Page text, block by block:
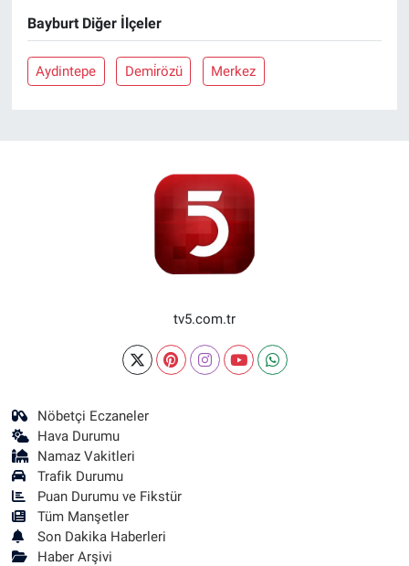
Bayburt Diğer İlçeler
Aydintepe Demi̇rözü Merkez
tv5.com.tr
Nöbetçi Eczaneler
Hava Durumu
Namaz Vakitleri
Trafik Durumu
Puan Durumu ve Fikstür
Tüm Manşetler
Son Dakika Haberleri
Haber Arşivi